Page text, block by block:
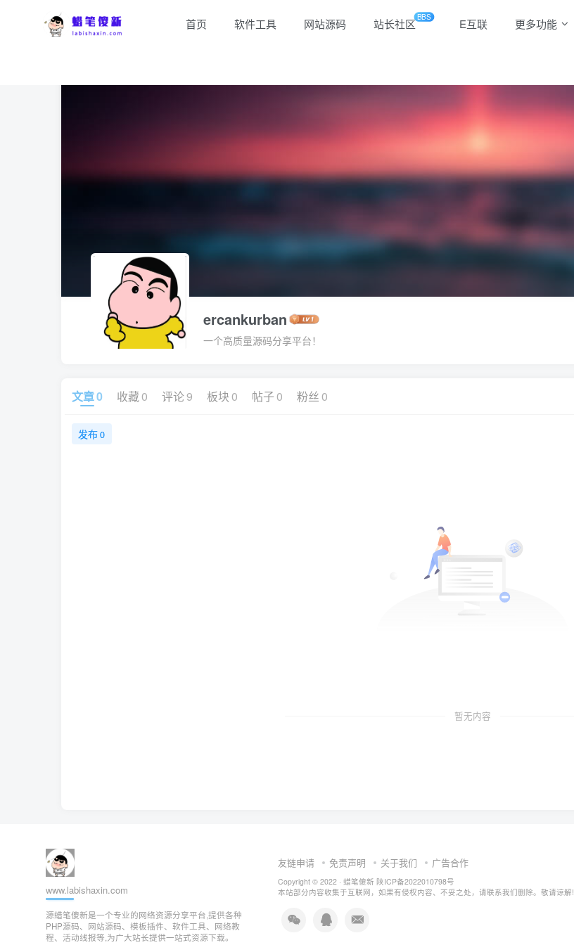
首页 软件工具 网站源码 站长社区BBS E互联 更多功能
ercankurban
一个高质量源码分享平台！
文章0 收藏0 评论9 板块 0 帖子0 粉丝 0
发布0
暂无内容
www.labishaxin.com
源蜡笔傻新是一个专业的网络资源分享平台,提供各种
PHP源码、网站源码、模板插件、软件工具、网络教
程、活动线报等,为广大站长提供一站式资源下载。
友链申请 免责声明 关于我们 广告合作
Copyright © 2022 · 蜡笔傻新 陕ICP备2022010798号
本站部分内容收集于互联网，如果有侵权内容、不妥之处，请联系我们删除。敬请谅解!